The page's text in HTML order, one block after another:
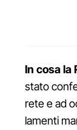
In cosa la
stato
rete e ad
lamenti